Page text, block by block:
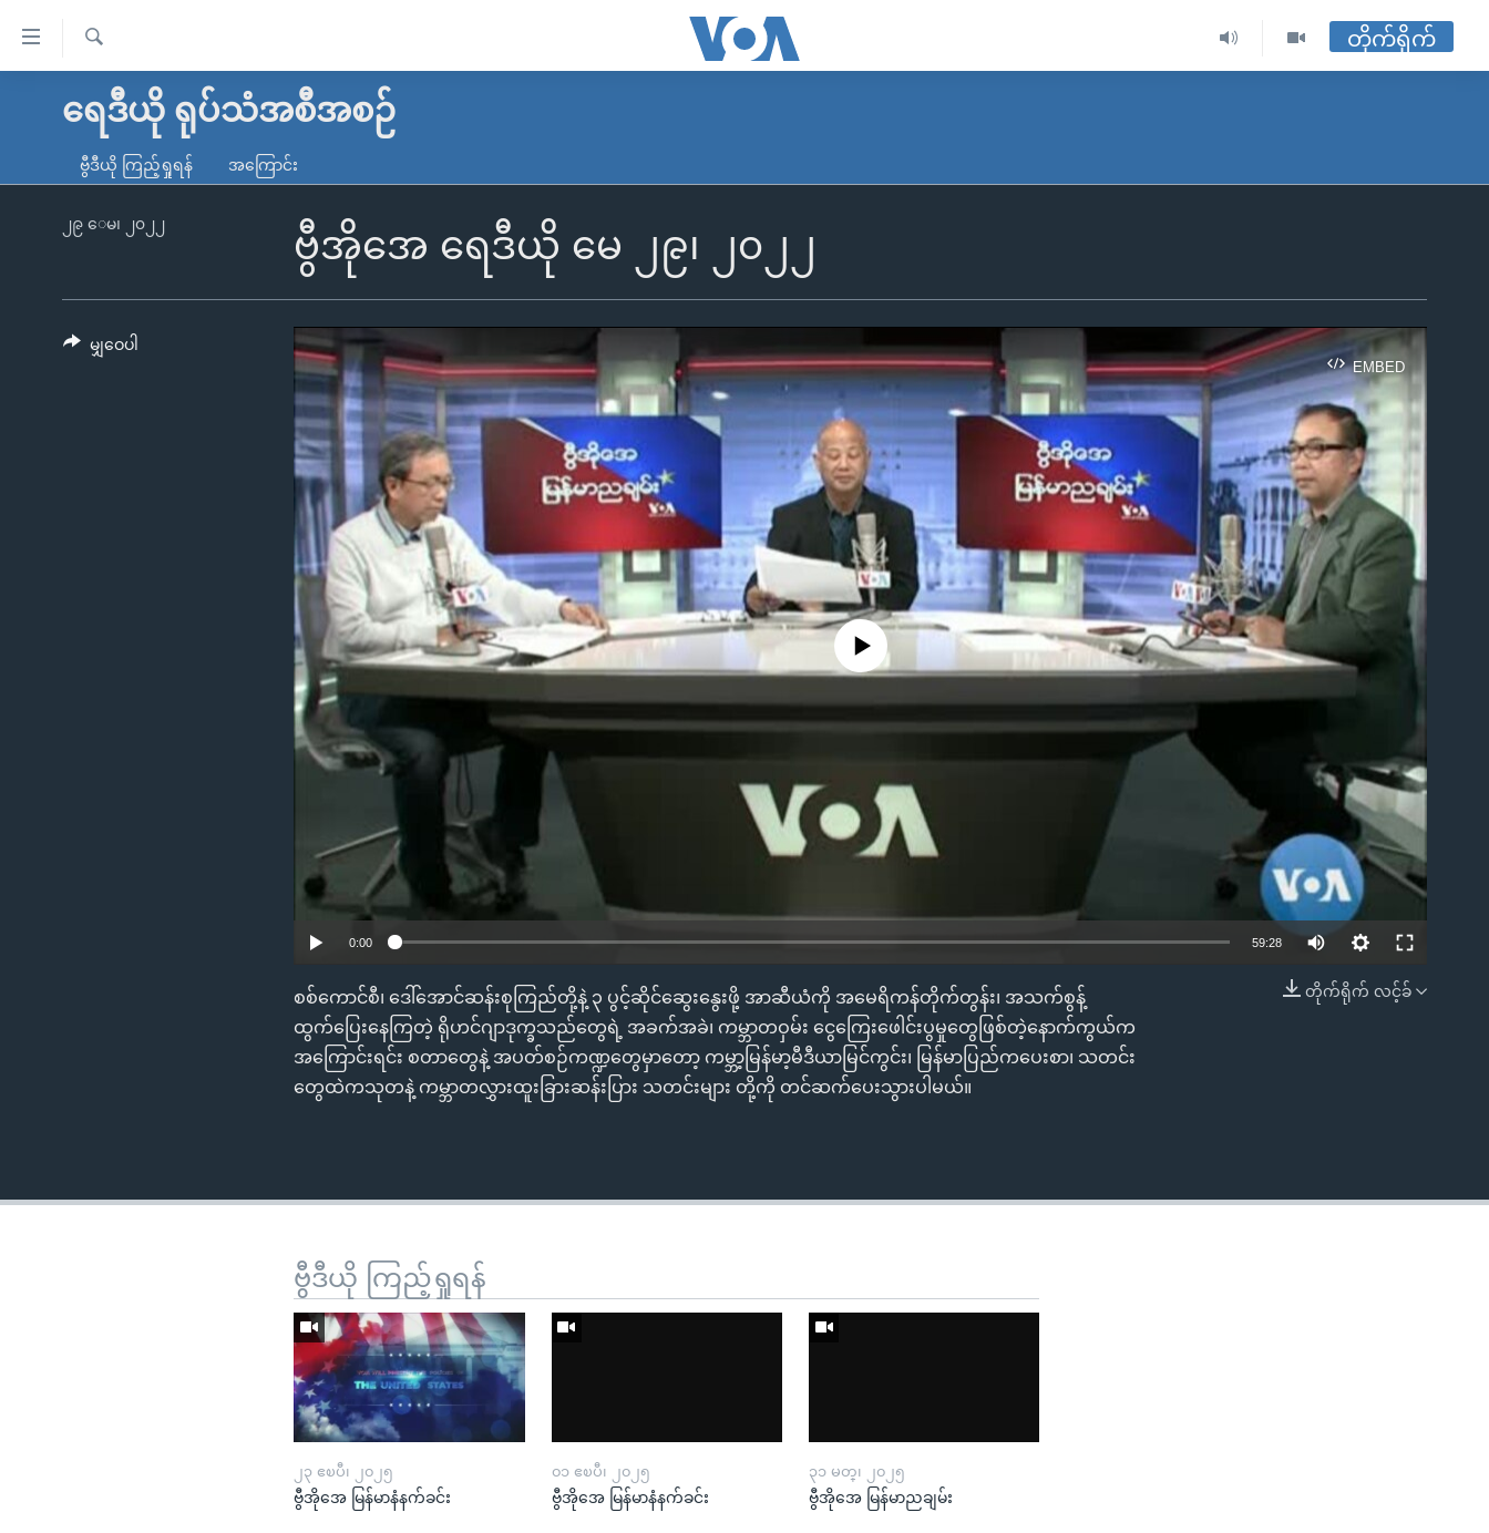
လွယ်ကူ
သည့်
မူလစာမျက်နှာ
ကမ္ဘာ့သတင်းများ
နိုင်ငံတကာ
တရုတ်
အစ္စရေး-ပါလက်စတိုင်း
ရပ်ဝန်းတခု လမ်းတခု အလွန်
အင်္ဂလိပ်စာလေ့လာမယ်
ရ
တိုက်ရိုက်
ရေဒီယို ရုပ်သံအစီအစဉ်
ဗွီဒီယို ကြည့်ရှုရန် အကြောင်း
ဗွီအိုအေ ရေဒီယို မေ ၂၉၊ ၂၀၂၂
၂၉ ေမ၊ ၂၀၂၂
EMBED
EMBED
No media source currently available
0:00 59:28
တိုက်ရိုက် လင့်ခ်
စစ်ကောင်စီ၊ ဒေါ်အောင်ဆန်းစုကြည်တို့နဲ့ ၃ ပွင့်ဆိုင်ဆွေးနွေးဖို့ အာဆီယံကို အမေရိကန်တိုက်တွန်း၊ အသက်စွန့်
ထွက်ပြေးနေကြတဲ့ ရိုဟင်ဂျာဒုက္ခသည်တွေရဲ့ အခက်အခဲ၊ ကမ္ဘာတဝှမ်း ငွေကြေးဖေါင်းပွမှုတွေဖြစ်တဲ့နောက်ကွယ်က
အကြောင်းရင်း စတာတွေနဲ့ အပတ်စဉ်ကဏ္ဍတွေမှာတော့ ကမ္ဘာ့မြန်မာ့မီဒီယာမြင်ကွင်း၊ မြန်မာပြည်ကပေးစာ၊ သတင်း
တွေထဲကသုတနဲ့ ကမ္ဘာတလွှားထူးခြားဆန်းပြား သတင်းများ တို့ကို တင်ဆက်ပေးသွားပါမယ်။
မျှဝေပါ
ဗွီဒီယို ကြည့်ရှုရန်
၂၃ ဧၿပီ၊ ၂၀၂၅
ဗွီအိုအေ မြန်မာနံနက်ခင်း
၀၁ ဧၿပီ၊ ၂၀၂၅
ဗွီအိုအေ မြန်မာနံနက်ခင်း
၃၁ မတ္၊ ၂၀၂၅
ဗွီအိုအေ မြန်မာညချမ်း